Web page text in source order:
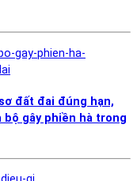
đất đai đúng hạn,
bộ gây phiền hà trong